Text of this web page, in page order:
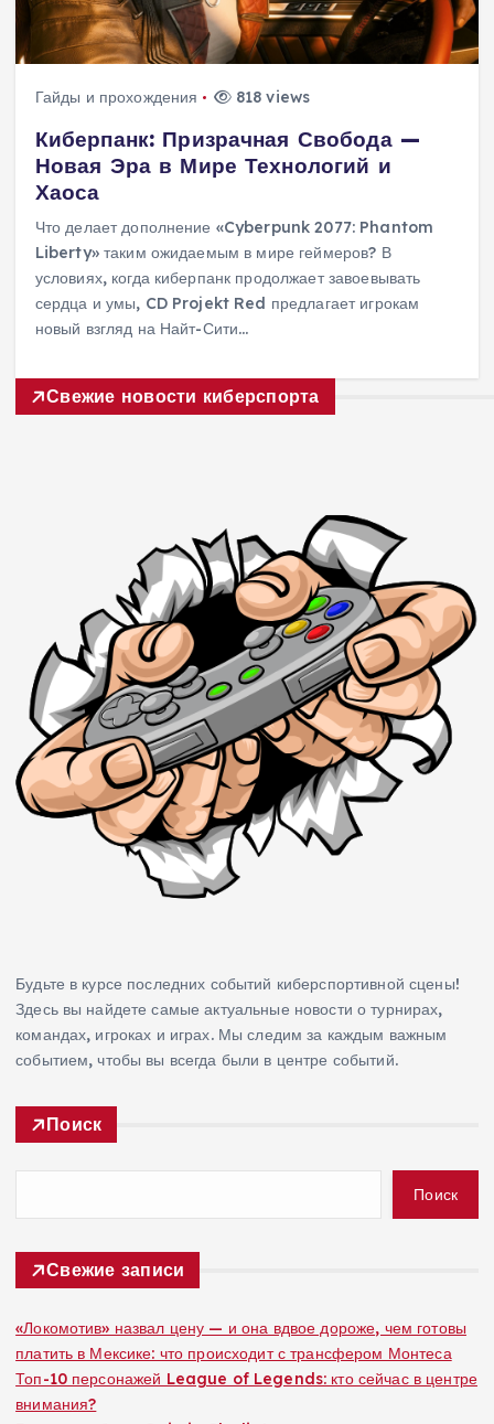
Гайды и прохождения 818 views
Киберпанк: Призрачная Свобода —
Новая Эра в Мире Технологий и
Хаоса
Что делает дополнение «Cyberpunk 2077: Phantom
Liberty» таким ожидаемым в мире геймеров? В
условиях, когда киберпанк продолжает завоевывать
сердца и умы, CD Projekt Red предлагает игрокам
новый взгляд на Найт-Сити…
Свежие новости киберспорта
Будьте в курсе последних событий киберспортивной сцены!
Здесь вы найдете самые актуальные новости о турнирах,
командах, игроках и играх. Мы следим за каждым важным
событием, чтобы вы всегда были в центре событий.
Поиск
Поиск
Свежие записи
«Локомотив» назвал цену — и она вдвое дороже, чем готовы
платить в Мексике: что происходит с трансфером Монтеса
Топ-10 персонажей League of Legends: кто сейчас в центре
внимания?